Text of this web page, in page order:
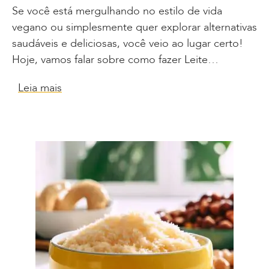
Se você está mergulhando no estilo de vida
vegano ou simplesmente quer explorar alternativas
saudáveis e deliciosas, você veio ao lugar certo!
Hoje, vamos falar sobre como fazer Leite…
Leia mais